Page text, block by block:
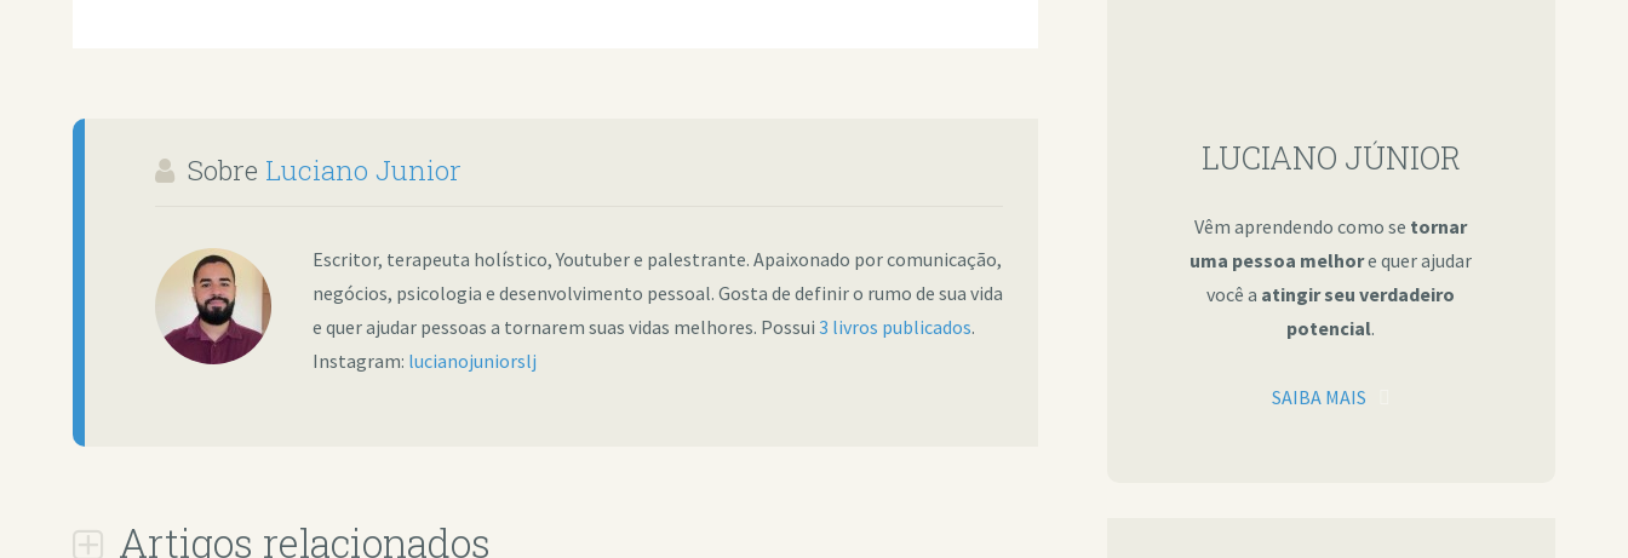
Sobre Luciano Junior
Escritor, terapeuta holístico, Youtuber e palestrante. Apaixonado por comunicação,
negócios, psicologia e desenvolvimento pessoal. Gosta de definir o rumo de sua vida
e quer ajudar pessoas a tornarem suas vidas melhores. Possui 3 livros publicados.
Instagram: lucianojuniorslj
Artigos relacionados
LUCIANO JÚNIOR
Vêm aprendendo como se tornar
uma pessoa melhore quer ajudar
você a atingir seu verdadeiro
potencial.
SAIBA MAIS